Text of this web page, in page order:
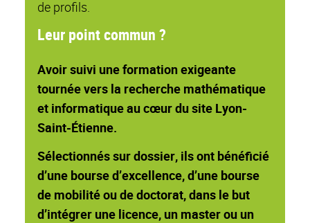
de profils.
Leur point commun ?
Avoir suivi une formation exigeante
tournée vers la recherche mathématique
et informatique au cœur du site Lyon-
Saint-Étienne.
Sélectionnés sur dossier, ils ont bénéficié
d’une bourse d’excellence, d’une bourse
de mobilité ou de doctorat, dans le but
d’intégrer une licence, un master ou un